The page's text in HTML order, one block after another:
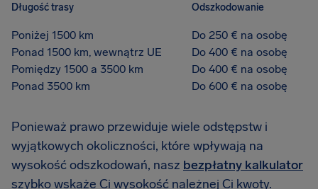
Długość trasy Odszkodowanie
Poniżej 1500 km
Do 250 € na osobę
Ponad 1500 km, wewnątrz UE
Do 400 € na osobę
Pomiędzy 1500 a 3500 km
Do 400 € na osobę
Ponad 3500 km
Do 600 € na osobę
Ponieważ prawo przewiduje wiele odstępstw i
wyjątkowych okoliczności, które wpływają na
wysokość odszkodowań, nasz bezpłatny kalkulator
szybko wskaże Ci wysokość należnej Ci kwoty.